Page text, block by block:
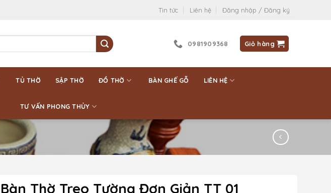
Tin tức Liên hệ Đăng nhập / Đăng ký
0981909368 Giỏ hàng
TỦ THỜ SẬP THỜ ĐỒ THỜ BÀN GHẾ GỖ LIÊN HỆ
TƯ VẤN PHONG THỦY
Bàn Thờ Treo Tường Đơn Giản TT 01